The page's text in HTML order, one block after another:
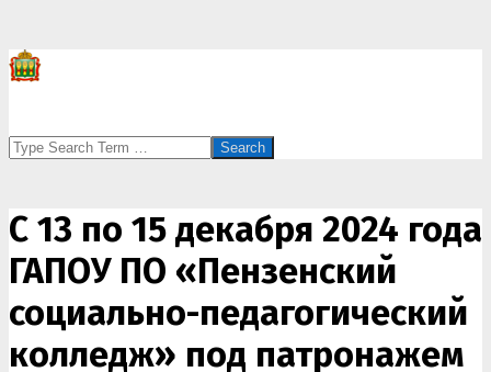
Search
С 13 по 15 декабря 2024 года
ГАПОУ ПО «Пензенский
социально-педагогический
колледж» под патронажем